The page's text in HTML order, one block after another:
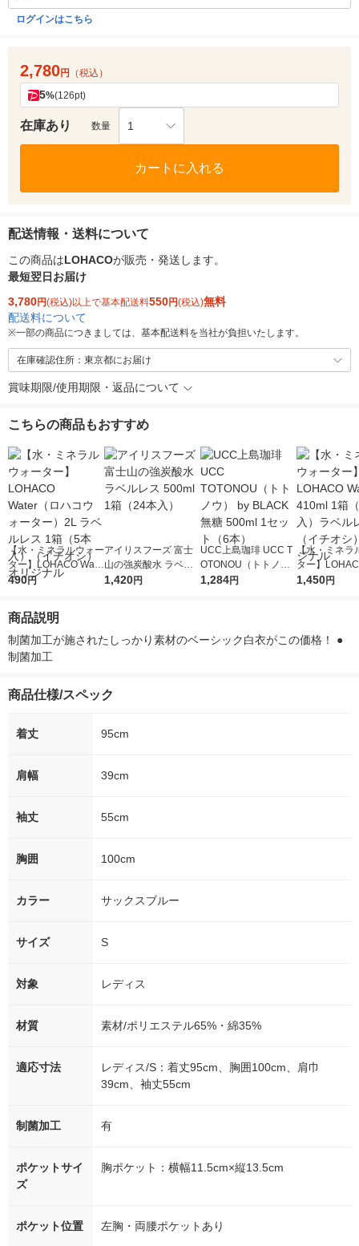
ログインはこちら
2,780円 （税込）
5%(126pt)
在庫あり 数量 1
カートに入れる
配送情報・送料について
この商品はLOHACOが販売・発送します。
最短翌日お届け
3,780円(税込)以上で基本配送料550円(税込)無料
配送料について
※一部の商品につきましては、基本配送料を当社が負担いたします。
在庫確認住所：東京都にお届け
賞味期限/使用期限・返品について
こちらの商品もおすすめ
【水・ミネラルウォー
ター】LOHACO Wate
r（ロハコウォータ
シ） オリジナル
490円
アイリスフーズ 富士
山の強炭酸水 ラベル
レス 500ml 1箱（24
1,420円
UCC上島珈琲 UCC T
OTONOU（トトノ
ウ） by BLACK無糖 5
1,284円
【水・ミネラ
ター】
r 410ml 1箱（
1,450円
商品説明
制菌加工が施されたしっかり素材のベーシック白衣がこの価格！ ●
制菌加工
商品仕様/スペック
着丈 95cm
肩幅 39cm
袖丈 55cm
胸囲 100cm
カラー サックスブルー
サイズ S
対象 レディス
材質 素材/ポリエステル65%・綿35%
適応寸法
レディス/S：着丈95cm、胸囲100cm、肩巾
39cm、袖丈55cm
制菌加工 有
ポケットサイ
ズ
胸ポケット：横幅11.5cm×縦13.5cm
ポケット位置 左胸・両腰ポケットあり